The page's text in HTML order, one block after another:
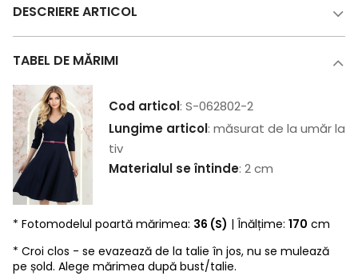
DESCRIERE ARTICOL
TABEL DE MĂRIMI
Cod articol: S-062802-2
Lungime articol: măsurat de la umăr la
tiv
Materialul se întinde: 2 cm
* Fotomodelul poartă mărimea: 36 (S) | Înălțime: 170 cm
* Croi clos - se evazează de la talie în jos, nu se mulează
pe șold. Alege mărimea după bust/talie.